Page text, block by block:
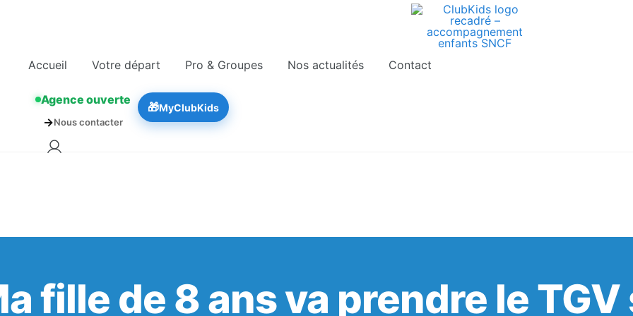
ClubKids
Accueil Votre départ Pro & Groupes Nos actualités Contact
Agence ouverte
→Nous contacter
🎁MyClubKids
fille de 8 ans va prendre le
🚨 Nos accompagnements sont pris d’assaut. Réservez dès maintenant !